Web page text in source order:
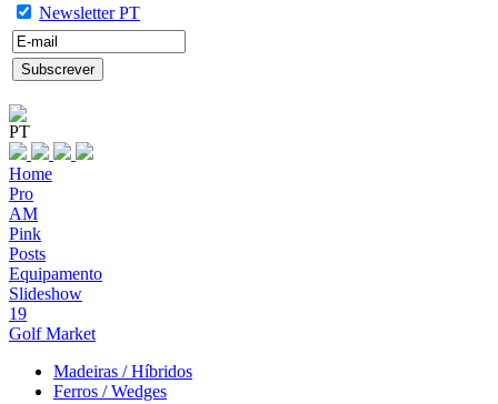
Newsletter PT
PT
Home
Pro
AM
Pink
Posts
Equipamento
Slideshow
19
Golf Market
Madeiras / Híbridos
Ferros / Wedges